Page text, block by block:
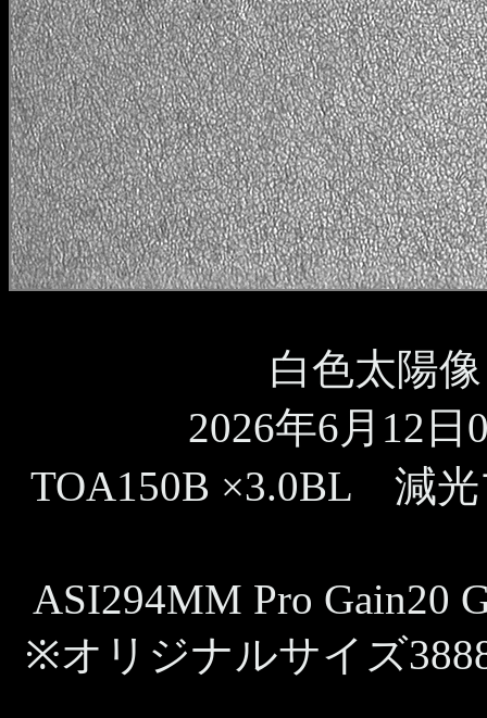
白色太陽
2026年6月12
TOA150B ×3.0BL 減光
ASI294MM Pro Gain20
※オリジナルサイズ